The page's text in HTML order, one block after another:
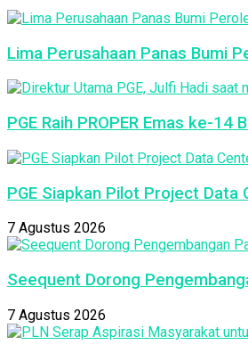
Lima Perusahaan Panas Bumi
PGE Raih PROPER Emas ke-
PGE Siapkan Pilot Project Data
7 Agustus 2026
Seequent Dorong
7 Agustus 2026